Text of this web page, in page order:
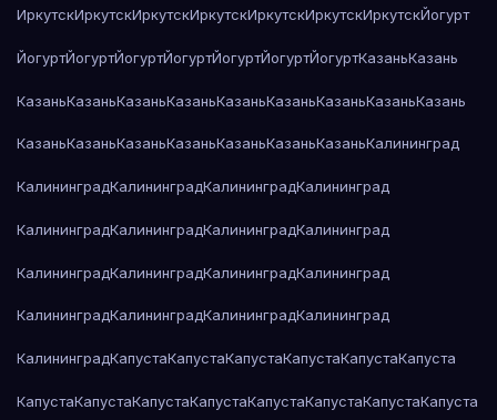
ИркутскИркутскИркутскИркутскИркутскИркутскИркутскЙогурт
ЙогуртЙогуртЙогуртЙогуртЙогуртЙогуртЙогуртКазаньКазань
КазаньКазаньКазаньКазаньКазаньКазаньКазаньКазаньКазань
КазаньКазаньКазаньКазаньКазаньКазаньКазаньКалининград
КалининградКалининградКалининградКалининград
КалининградКалининградКалининградКалининград
КалининградКалининградКалининградКалининград
КалининградКалининградКалининградКалининград
КалининградКапустаКапустаКапустаКапустаКапустаКапуста
КапустаКапустаКапустаКапустаКапустаКапустаКапустаКапуста